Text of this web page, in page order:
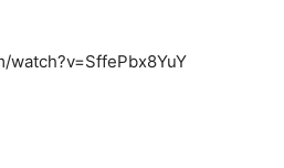
watch?v=SffePbx8YuY